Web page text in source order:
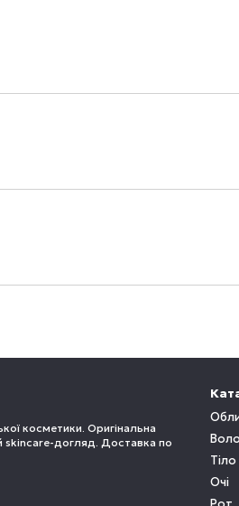
косметики. Оригінальна
skincare-догляд. Доставка по
Тіло
Очі